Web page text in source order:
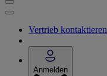
Vertrieb kontaktieren
Anmelden